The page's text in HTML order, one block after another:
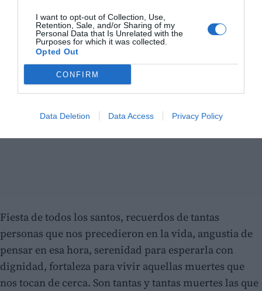
I want to opt-out of Collection, Use,
Retention, Sale, and/or Sharing of my
Personal Data that Is Unrelated with the
Purposes for which it was collected.
Opted Out
CONFIRM
Data Deletion Data Access Privacy Policy
Fiesta de todos los santos, recuerdos de tantas
personas que nos precedieron en la vida, angustia de
pensar en esa hora, serenidad para esperarla con
dignidad, fortaleza para vivir aquellas muertes que
nos tocan de cerca. Son tantas y tantas muertes las que